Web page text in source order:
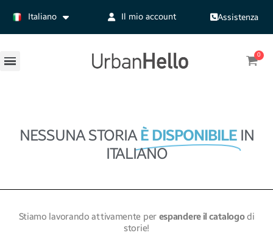
Italiano Il mio account Assistenza
NESSUNA STORIAÈ DISPONIBILE IN
ITALIANO
Stiamo lavorando attivamente per espandere il catalogodi
storie!